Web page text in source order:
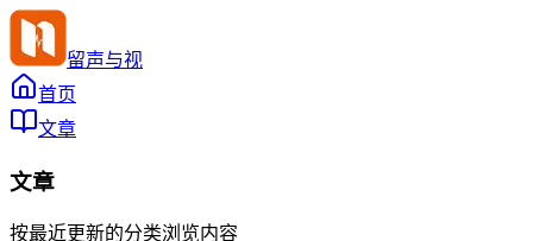
留声与视
首页
文章
文章
按最近更新的分类浏览内容